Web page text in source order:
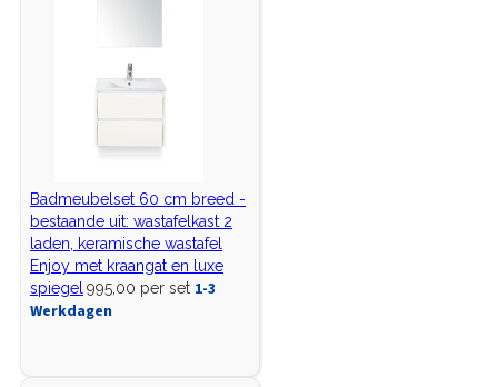
Badmeubelset 60 cm breed -
bestaande uit: wastafelkast 2
laden, keramische wastafel
Enjoy met kraangat en luxe
spiegel 995,00 per set 1-3
Werkdagen